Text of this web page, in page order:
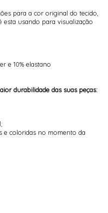
para a cor original do tecido,
usando para visualização
e 10% elastano
durabilidade das suas peças:
e coloridas no momento da